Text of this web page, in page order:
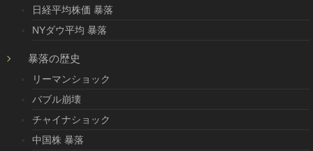
日経平均株価 暴落
NYダウ平均 暴落
暴落の歴史
リーマンショック
バブル崩壊
チャイナショック
中国株 暴落